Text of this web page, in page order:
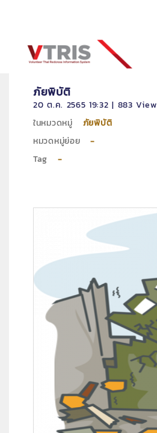
ภัยพิบัติ
20 ต.ค. 2565 19:32 | 883 View
ในหมวดหมู่ ภัยพิบัติ
หมวดหมู่ย่อย-
Tag-